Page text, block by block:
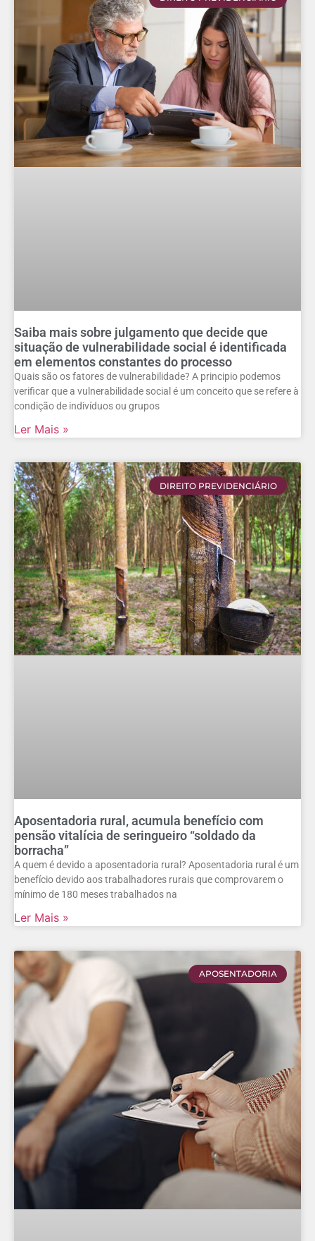
Saiba mais sobre julgamento que decide que
situação de vulnerabilidade social é identificada
em elementos constantes do processo
Quais são os fatores de vulnerabilidade? A principio podemos
verificar que a vulnerabilidade social é um conceito que se refere à
condição de indivíduos ou grupos
Ler Mais »
DIREITO PREVIDENCIÁRIO
Aposentadoria rural, acumula benefício com
pensão vitalícia de seringueiro “soldado da
borracha”
A quem é devido a aposentadoria rural? Aposentadoria rural é um
benefício devido aos trabalhadores rurais que comprovarem o
mínimo de 180 meses trabalhados na
Ler Mais »
APOSENTADORIA